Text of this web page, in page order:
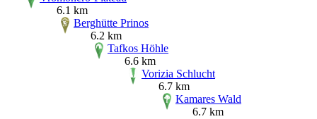
6.1 km
Berghütte Prinos
6.2 km
Tafkos Höhle
6.6 km
Vorizia Schlucht
6.7 km
Kamares Wald
6.7 km